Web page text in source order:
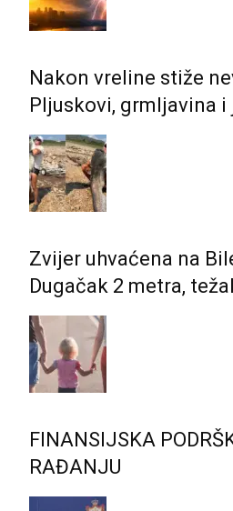
Nakon vreline stiže
Pljuskovi, grmljavina
Zvijer uhvaćena na
Dugačak 2 metra,
FINANSIJSKA
RAĐANJU